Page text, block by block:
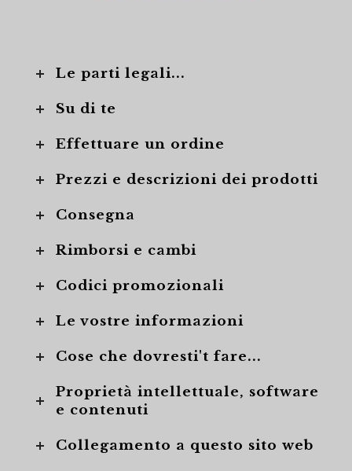
Le parti legali...
Su di te
Effettuare un ordine
Prezzi e descrizioni dei prodotti
Consegna
Rimborsi e cambi
Codici promozionali
Le vostre informazioni
Cose che dovresti't fare...
Proprietà intellettuale, software
e contenuti
Collegamento a questo sito web